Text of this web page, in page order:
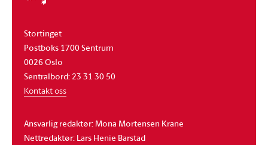
Stortinget
Postboks 1700 Sentrum
0026 Oslo
Sentralbord: 23 31 30 50
Kontakt oss
Ansvarlig redaktør: Mona Mortensen Krane
Nettredaktør: Lars Henie Barstad